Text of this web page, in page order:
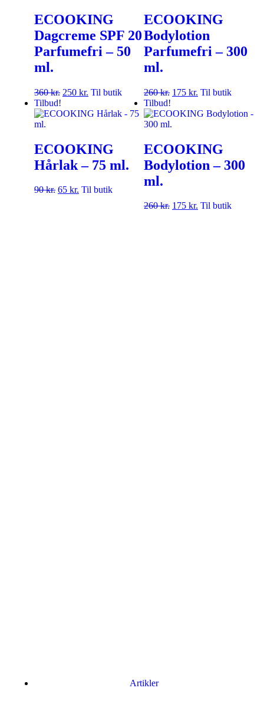
ECOOKING
Dagcreme SPF 20
Parfumefri – 50
ml.
360kr. 250 kr. Til butik
ECOOKING
Bodylotion
Parfumefri – 300
ml.
260kr. 175 kr. Til butik
Tilbud!
ECOOKING
Hårlak – 75 ml.
90kr. 65 kr. Til butik
Tilbud!
ECOOKING
Bodylotion – 300
ml.
260kr. 175 kr. Til butik
Artikler